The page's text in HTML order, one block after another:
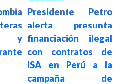
y
Presidente Petro
alerta presunta
financiación ilegal
con contratos de
ISA en Perú a la
campaña de